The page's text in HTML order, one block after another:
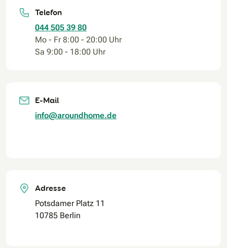
Telefon
044 505 39 80
Mo - Fr 8:00 - 20:00 Uhr
Sa 9:00 - 18:00 Uhr
E-Mail
info@aroundhome.de
Adresse
Potsdamer Platz 11
10785 Berlin